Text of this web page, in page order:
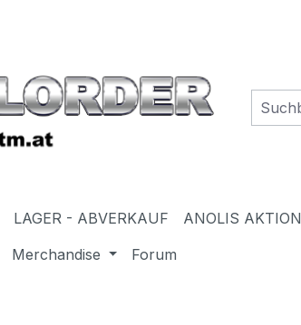
LAGER - ABVERKAUF ANOLIS AKTION
Merchandise Forum